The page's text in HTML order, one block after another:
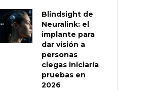
Blindsight de
Neuralink: el
implante para
dar visión a
personas
ciegas iniciaría
pruebas en
2026